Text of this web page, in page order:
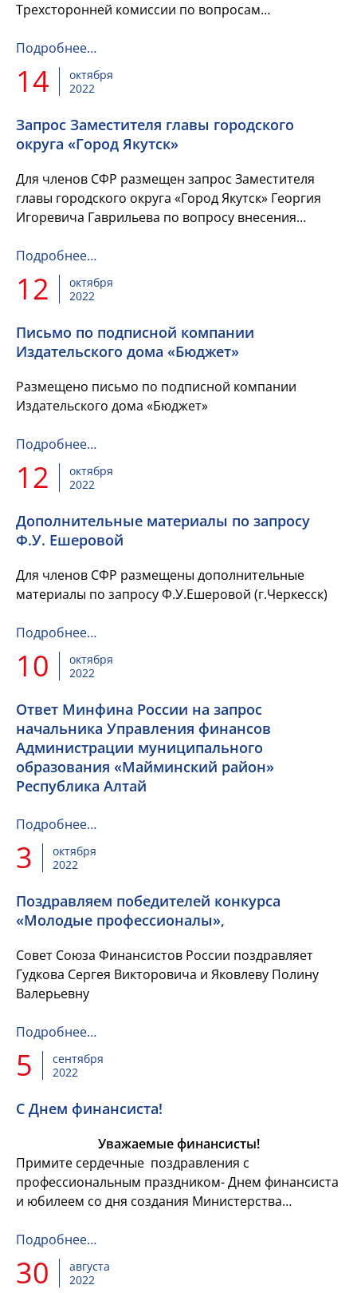
Трехсторонней комиссии по вопросам
октября 2022 г. по вопросу межбюджетных
трансфертов,...
Подробнее…
14
октября
2022
Запрос Заместителя главы городского
округа «Город Якутск»
Для членов СФР размещен запрос Заместителя
главы городского округа «Город Якутск» Георгия
Игоревича Гаврильева по вопросу внесения
кодекса Российской Фед...
Подробнее…
12
октября
2022
Письмо по подписной компании
Издательского дома «Бюджет»
Размещено письмо по подписной компании
Издательского дома «Бюджет»
Подробнее…
12
октября
2022
Дополнительные материалы по запросу
Ф.У. Ешеровой
Для членов СФР размещены дополнительные
материалы по запросу Ф.У.Ешеровой (г.Черкесск)
Подробнее…
10
октября
2022
Ответ Минфина России на запрос
начальника Управления финансов
Администрации муниципального
образования «Майминский район»
Республика Алтай
Подробнее…
3
октября
2022
Поздравляем победителей конкурса
«Молодые профессионалы»,
Совет Союза Финансистов России поздравляет
Гудкова Сергея Викторовича и Яковлеву Полину
Валерьевну
Подробнее…
5
сентября
2022
C Днем финансиста!
Уважаемые финансисты!
Примите сердечные поздравления с
профессиональным праздником- Днем финансиста
и юбилеем со дня создания Министерства
Подробнее…
30
августа
2022